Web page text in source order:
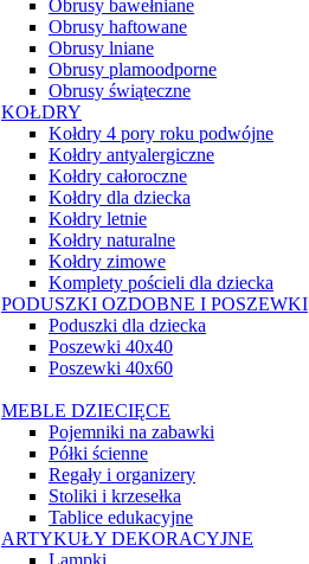
Obrusy bawełniane
Obrusy haftowane
Obrusy lniane
Obrusy plamoodporne
Obrusy świąteczne
KOŁDRY
Kołdry 4 pory roku podwójne
Kołdry antyalergiczne
Kołdry całoroczne
Kołdry dla dziecka
Kołdry letnie
Kołdry naturalne
Kołdry zimowe
Komplety pościeli dla dziecka
PODUSZKI OZDOBNE I POSZEWKI
Poduszki dla dziecka
Poszewki 40x40
Poszewki 40x60
MEBLE DZIECIĘCE
Pojemniki na zabawki
Półki ścienne
Regały i organizery
Stoliki i krzesełka
Tablice edukacyjne
ARTYKUŁY DEKORACYJNE